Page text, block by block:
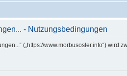
- Nutzungsbedingungen
(„https://www.morbusosler.info“) wird